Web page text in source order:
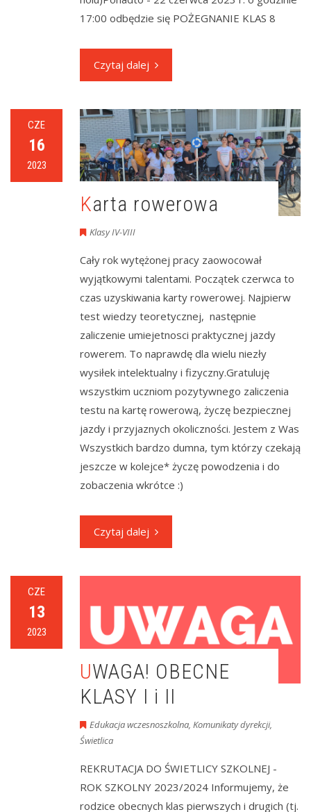
17:00 odbędzie się POŻEGNANIE KLAS 8
Czytaj dalej
CZE
16
2023
Karta rowerowa
Klasy IV-VIII
Cały rok wytężonej pracy zaowocował
wyjątkowymi talentami. Początek czerwca to
czas uzyskiwania karty rowerowej. Najpierw
test wiedzy teoretycznej, następnie
zaliczenie umiejetnosci praktycznej jazdy
rowerem. To naprawdę dla wielu niezły
wysiłek intelektualny i fizyczny.Gratuluję
wszystkim uczniom pozytywnego zaliczenia
testu na kartę rowerową, życzę bezpiecznej
jazdy i przyjaznych okoliczności. Jestem z Was
Wszystkich bardzo dumna, tym którzy czekają
jeszcze w kolejce* życzę powodzenia i do
zobaczenia wkrótce :)
Czytaj dalej
CZE
13
2023
UWAGA! OBECNE
KLASY I i II
Edukacja wczesnoszkolna, Komunikaty dyrekcji,
Świetlica
REKRUTACJA DO ŚWIETLICY SZKOLNEJ -
ROK SZKOLNY 2023/2024 Informujemy, że
rodzice obecnych klas pierwszych i drugich (tj.